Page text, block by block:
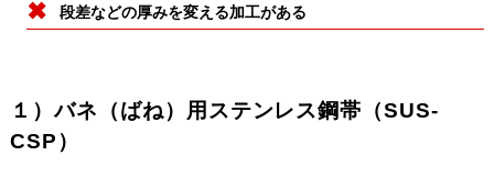
段差などの厚みを変える加工がある
１）バネ（ばね）用ステンレス鋼帯（SUS-
CSP）